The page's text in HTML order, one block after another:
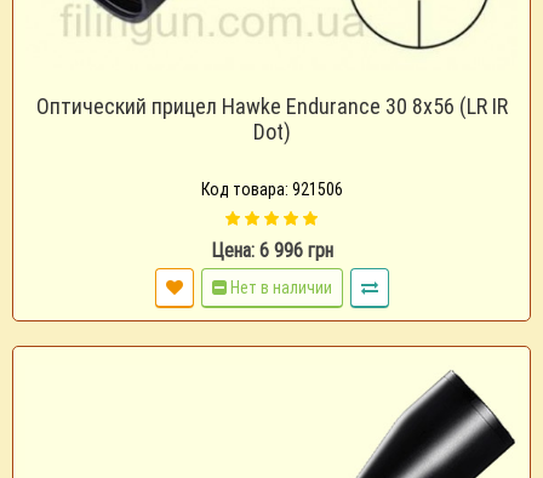
Оптический прицел Hawke Endurance 30 8x56 (LR IR
Dot)
Код товара: 921506
Цена: 6 996 грн
Нет в наличии